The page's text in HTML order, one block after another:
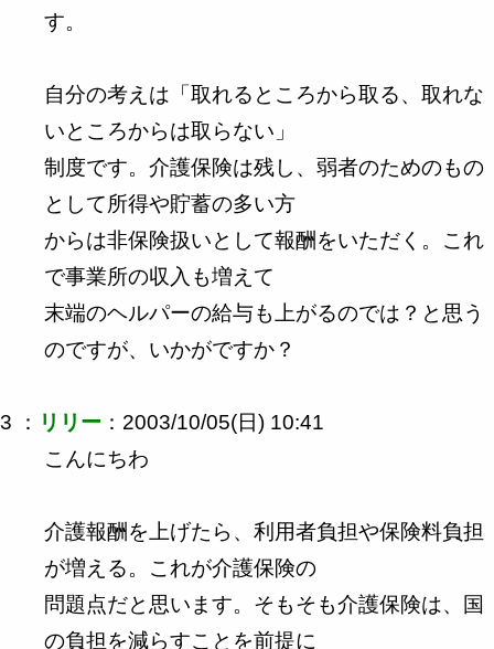
す。
自分の考えは「取れるところから取る、取れな
いところからは取らない」
制度です。介護保険は残し、弱者のためのもの
として所得や貯蓄の多い方
からは非保険扱いとして報酬をいただく。これ
で事業所の収入も増えて
末端のヘルパーの給与も上がるのでは？と思う
のですが、いかがですか？
3 ： リリー ：2003/10/05(日) 10:41
こんにちわ
介護報酬を上げたら、利用者負担や保険料負担
が増える。これが介護保険の
問題点だと思います。そもそも介護保険は、国
の負担を減らすことを前提に